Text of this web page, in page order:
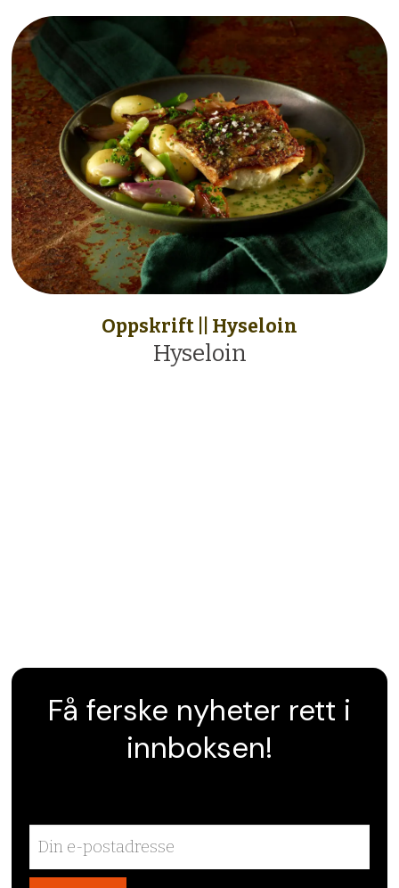
Oppskrift || Hyseloin
Hyseloin
Få ferske nyheter rett i
innboksen!